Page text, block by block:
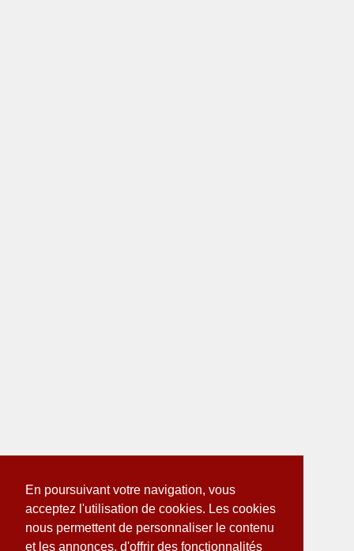
En poursuivant votre navigation, vous
acceptez l'utilisation de cookies. Les cookies
nous permettent de personnaliser le contenu
et les annonces, d'offrir des fonctionnalités